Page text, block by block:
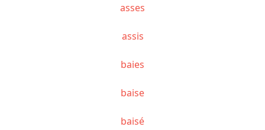
asses
assis
baies
baise
baisé